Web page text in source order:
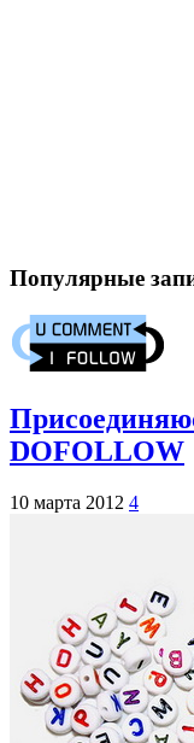
Популярные
DOFOLLOW
10 марта 2012 4